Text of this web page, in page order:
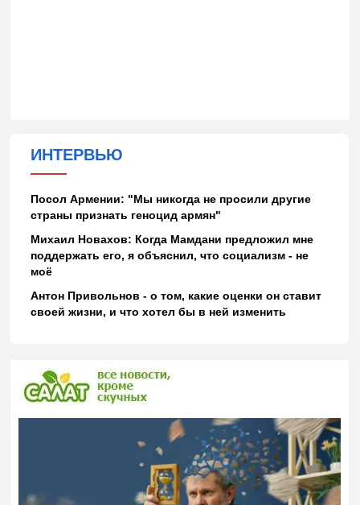
ИНТЕРВЬЮ
Посол Армении: "Мы никогда не просили другие
страны признать геноцид армян"
Михаил Новахов: Когда Мамдани предложил мне
поддержать его, я объяснил, что социализм - не
моё
Антон Привольнов - о том, какие оценки он ставит
своей жизни, и что хотел бы в ней изменить